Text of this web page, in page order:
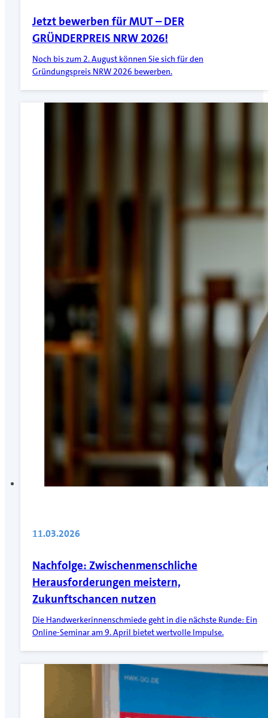
Jetzt bewerben für MUT – DER
GRÜNDERPREIS NRW 2026!
Noch bis zum 2. August können Sie sich für den
Gründungspreis NRW 2026 bewerben.
11.03.2026
Nachfolge: Zwischenmenschliche
Herausforderungen meistern,
Zukunftschancen nutzen
Die Handwerkerinnenschmiede geht in die nächste Runde: Ein
Online-Seminar am 9. April bietet wertvolle Impulse.